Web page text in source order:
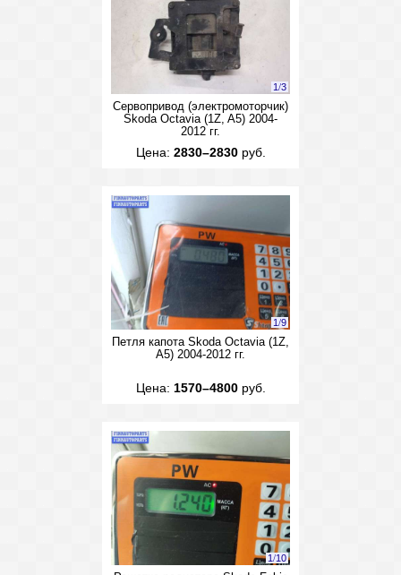
1/3
Сервопривод (электромоторчик)
Skoda Octavia (1Z, A5) 2004-
2012 гг.
Цена: 2830–2830руб.
1/9
Петля капота Skoda Octavia (1Z,
A5) 2004-2012 гг.
Цена: 1570–4800руб.
1/10